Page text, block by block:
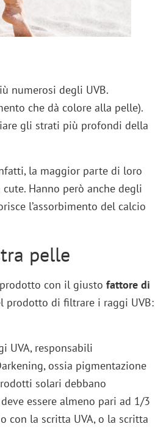
numerosi degli UVB.
che dà colore alla pelle).
gli strati più profondi della
la maggior parte di loro
Hanno però anche degli
l’assorbimento del calcio
pelle
con il giusto fattore di
prodotto di filtrare i raggi UVB:
UVA, responsabili
ossia pigmentazione
solari debbano
essere almeno pari ad 1/3
con la scritta UVA, o la scritta